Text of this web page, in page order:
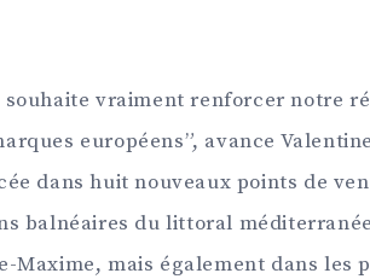
souhaite vraiment renforcer notre
européens”, avance
dans huit nouveaux points de
balnéaires du littoral
Maxime, mais également dans les